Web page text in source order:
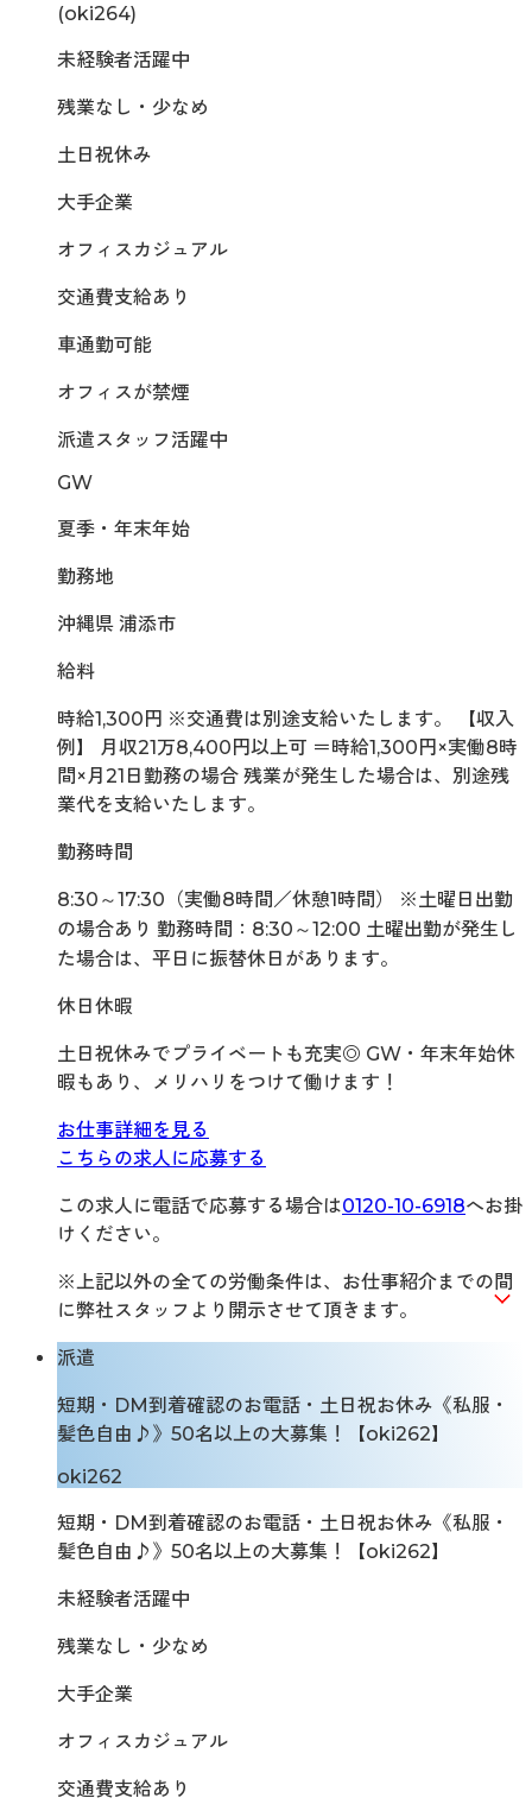
(oki264)
未経験者活躍中
残業なし・少なめ
土日祝休み
大手企業
オフィスカジュアル
交通費支給あり
車通勤可能
オフィスが禁煙
派遣スタッフ活躍中
GW
夏季・年末年始
勤務地
沖縄県 浦添市
給料
時給1,300円 ※交通費は別途支給いたします。 【収入
例】 月収21万8,400円以上可 ＝時給1,300円×実働8時
間×月21日勤務の場合 残業が発生した場合は、別途残
業代を支給いたします。
勤務時間
8:30～17:30（実働8時間／休憩1時間） ※土曜日出勤
の場合あり 勤務時間：8:30～12:00 土曜出勤が発生し
た場合は、平日に振替休日があります。
休日休暇
土日祝休みでプライベートも充実◎ GW・年末年始休
暇もあり、メリハリをつけて働けます！
お仕事詳細を見る
こちらの求人に応募する
この求人に電話で応募する場合は0120-10-6918へお掛
けください。
※上記以外の全ての労働条件は、お仕事紹介までの間
に弊社スタッフより開示させて頂きます。
派遣
短期・DM到着確認のお電話・土日祝お休み《私服・
髪色自由♪》50名以上の大募集！【oki262】
oki262
短期・DM到着確認のお電話・土日祝お休み《私服・
髪色自由♪》50名以上の大募集！【oki262】
未経験者活躍中
残業なし・少なめ
大手企業
オフィスカジュアル
交通費支給あり